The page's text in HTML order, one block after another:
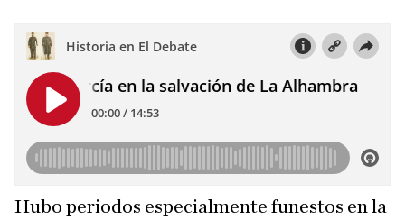
Hubo periodos especialmente funestos en la